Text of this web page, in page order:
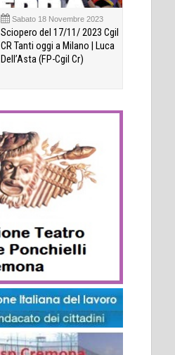
Sabato 18 Novembre 2023
Sciopero del 17/11/ 2023 Cgil
CR Tanti oggi a Milano | Luca
Dell’Asta (FP-Cgil Cr)